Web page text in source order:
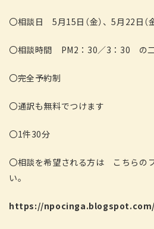
〇相談日 5月15日（金）、5月22日（金
〇相談時間 PM2：30／3：30 の
〇完全予約制
〇通訳も無料でつけます
〇1件30分
〇相談を希望される方は こちらの
い。
https://